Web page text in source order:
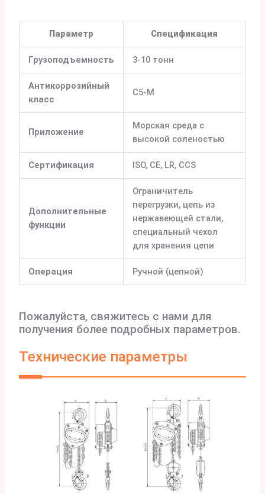
Параметр Спецификация
Грузоподъемность 3-10 тонн
Антикоррозийный
класс
С5-М
Приложение
Морская среда с
высокой соленостью
Сертификация ISO, CE, LR, CCS
Дополнительные
функции
Ограничитель
перегрузки, цепь из
нержавеющей стали,
специальный чехол
для хранения цепи
Операция Ручной (цепной)
Пожалуйста, свяжитесь с нами для
получения более подробных параметров.
Технические параметры